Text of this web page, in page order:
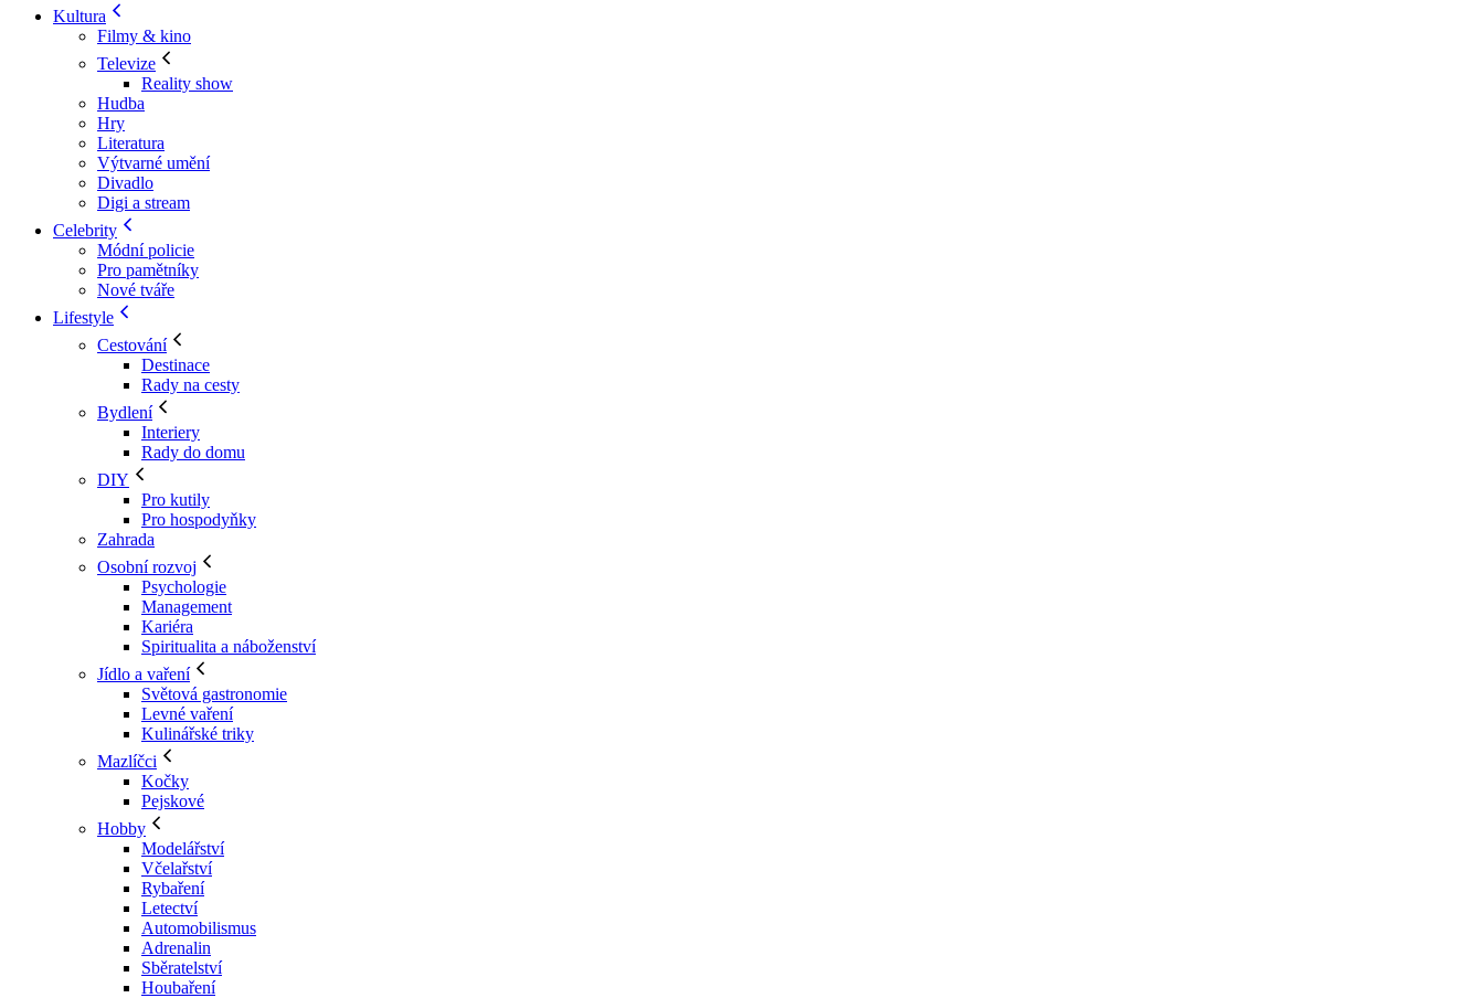
Kultura
Filmy & kino
Televize
Reality show
Hudba
Hry
Literatura
Výtvarné umění
Divadlo
Digi a stream
Celebrity
Módní policie
Pro pamětníky
Nové tváře
Lifestyle
Cestování
Destinace
Rady na cesty
Bydlení
Interiery
Rady do domu
DIY
Pro kutily
Pro hospodyňky
Zahrada
Osobní rozvoj
Psychologie
Management
Kariéra
Spiritualita a náboženství
Jídlo a vaření
Světová gastronomie
Levné vaření
Kulinářské triky
Mazlíčci
Kočky
Pejskové
Hobby
Modelářství
Včelařství
Rybaření
Letectví
Automobilismus
Adrenalin
Sběratelství
Houbaření